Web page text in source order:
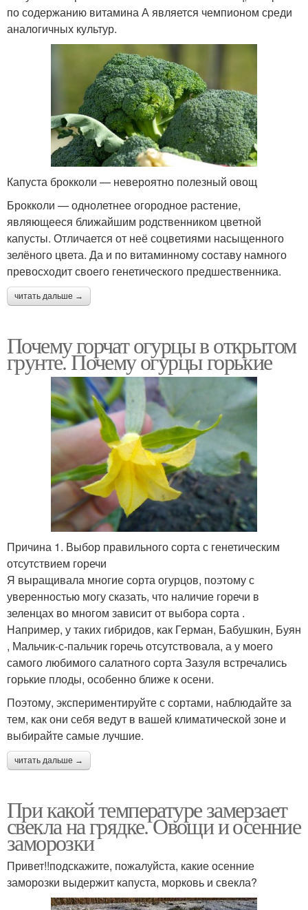
по содержанию витамина А является чемпионом среди
аналогичных культур.
Капуста брокколи — невероятно полезный овощ
Брокколи — однолетнее огородное растение,
являющееся ближайшим родственником цветной
капусты. Отличается от неё соцветиями насыщенного
зелёного цвета. Да и по витаминному составу намного
превосходит своего генетического предшественника.
читать дальше →
Почему горчат огурцы в открытом
грунте. Почему огурцы горькие
Причина 1. Выбор правильного сорта с генетическим
отсутствием горечи
Я выращивала многие сорта огурцов, поэтому с
уверенностью могу сказать, что наличие горечи в
зеленцах во многом зависит от выбора сорта .
Например, у таких гибридов, как Герман, Бабушкин, Буян
, Мальчик-с-пальчик горечь отсутствовала, а у моего
самого любимого салатного сорта Зазуля встречались
горькие плоды, особенно ближе к осени.
Поэтому, экспериментируйте с сортами, наблюдайте за
тем, как они себя ведут в вашей климатической зоне и
выбирайте самые лучшие.
читать дальше →
При какой температуре замерзает
свекла на грядке. Овощи и осенние
заморозки
Привет!!подскажите, пожалуйста, какие осенние
заморозки выдержит капуста, морковь и свекла?